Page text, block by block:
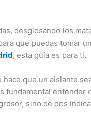
desglosando los
que puedas tomar
, esta guía es para ti.
que un aislante
fundamental entender
sino de dos